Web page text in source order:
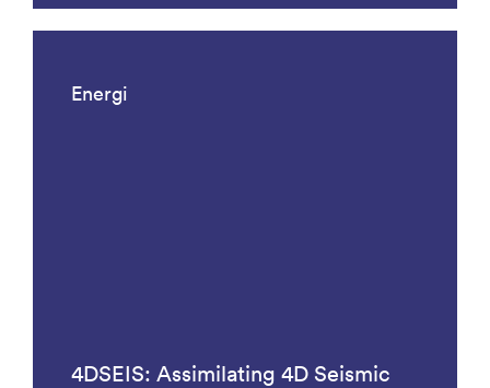
Energi
4DSEIS: Assimilating 4D Seismic